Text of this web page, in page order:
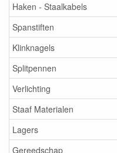
Haken - Staalkabels
Spanstiften
Klinknagels
Splitpennen
Verlichting
Staaf Materialen
Lagers
Gereedschap